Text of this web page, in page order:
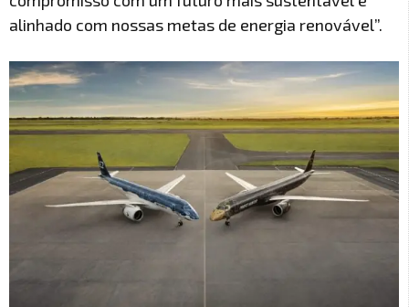
alinhado com nossas metas de energia renovável”.